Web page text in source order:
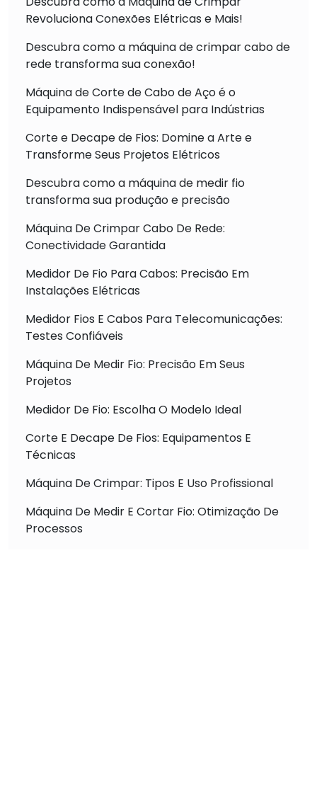
Revoluciona Conexões Elétricas e Mais!
Descubra como a máquina de crimpar cabo de
rede transforma sua conexão!
Máquina de Corte de Cabo de Aço é o
Equipamento Indispensável para Indústrias
Corte e Decape de Fios: Domine a Arte e
Transforme Seus Projetos Elétricos
Descubra como a máquina de medir fio
transforma sua produção e precisão
Máquina De Crimpar Cabo De Rede:
Conectividade Garantida
Medidor De Fio Para Cabos: Precisão Em
Instalações Elétricas
Medidor Fios E Cabos Para Telecomunicações:
Testes Confiáveis
Máquina De Medir Fio: Precisão Em Seus
Projetos
Medidor De Fio: Escolha O Modelo Ideal
Corte E Decape De Fios: Equipamentos E
Técnicas
Máquina De Crimpar: Tipos E Uso Profissional
Máquina De Medir E Cortar Fio: Otimização De
Processos